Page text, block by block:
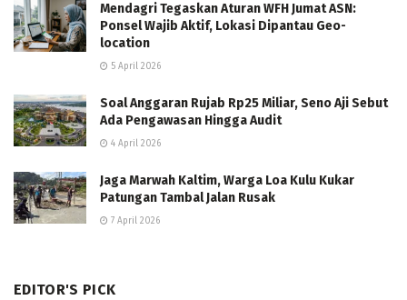
Mendagri Tegaskan Aturan WFH Jumat ASN:
Ponsel Wajib Aktif, Lokasi Dipantau Geo-
location
5 April 2026
Soal Anggaran Rujab Rp25 Miliar, Seno Aji Sebut
Ada Pengawasan Hingga Audit
4 April 2026
Jaga Marwah Kaltim, Warga Loa Kulu Kukar
Patungan Tambal Jalan Rusak
7 April 2026
EDITOR'S PICK